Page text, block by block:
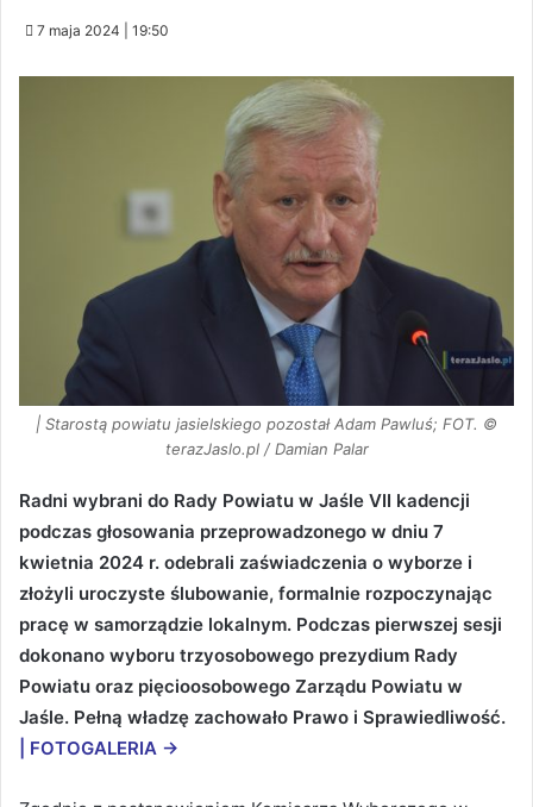
7 maja 2024 | 19:50
| Starostą powiatu jasielskiego pozostał Adam Pawluś; FOT. ©
terazJaslo.pl / Damian Palar
Radni wybrani do Rady Powiatu w Jaśle VII kadencji
podczas głosowania przeprowadzonego w dniu 7
kwietnia 2024 r. odebrali zaświadczenia o wyborze i
złożyli uroczyste ślubowanie, formalnie rozpoczynając
pracę w samorządzie lokalnym. Podczas pierwszej sesji
dokonano wyboru trzyosobowego prezydium Rady
Powiatu oraz pięcioosobowego Zarządu Powiatu w
Jaśle. Pełną władzę zachowało Prawo i Sprawiedliwość.
FOTOGALERIA →